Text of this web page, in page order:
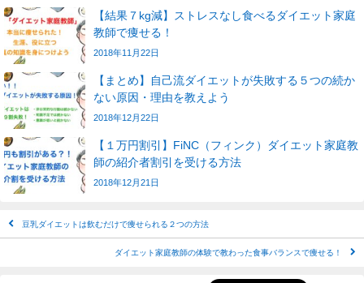
【結果７kg減】ストレスなし食べるダイエット家庭
教師で痩せる！
2018年11月22日
【まとめ】自己流ダイエットが失敗する５つの続か
ない原因・理由を教えよう
2018年12月22日
【１万円割引】FiNC（フィンク）ダイエット家庭教
師の紹介者割引を受ける方法
2018年12月21日
豆乳ダイエットは飲むだけで痩せられる２つの方法
ダイエット家庭教師の体験で教わった食事バランスで痩せる！